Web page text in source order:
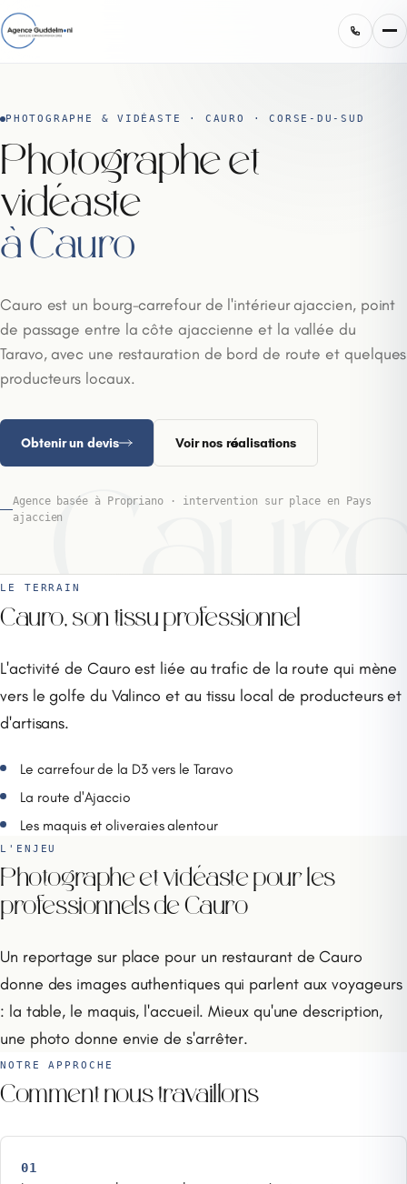
PHOTOGRAPHE & VIDÉASTE · CAURO · CORSE-DU-SUD
Photographe et
vidéaste
à Cauro
Cauro est un bourg-carrefour de l'intérieur ajaccien, point
de passage entre la côte ajaccienne et la vallée du
Taravo, avec une restauration de bord de route et quelques
producteurs locaux.
Obtenir un devis Voir nos réalisations
Agence basée à Propriano · intervention sur place en Pays
ajaccien
LE TERRAIN
Cauro, son tissu professionnel
L'activité de Cauro est liée au trafic de la route qui mène
vers le golfe du Valinco et au tissu local de producteurs et
d'artisans.
Le carrefour de la D3 vers le Taravo
La route d'Ajaccio
Les maquis et oliveraies alentour
L'ENJEU
Photographe et vidéaste pour les
professionnels de Cauro
Un reportage sur place pour un restaurant de Cauro
donne des images authentiques qui parlent aux voyageurs
: la table, le maquis, l'accueil. Mieux qu'une description,
une photo donne envie de s'arrêter.
NOTRE APPROCHE
Comment nous travaillons
01